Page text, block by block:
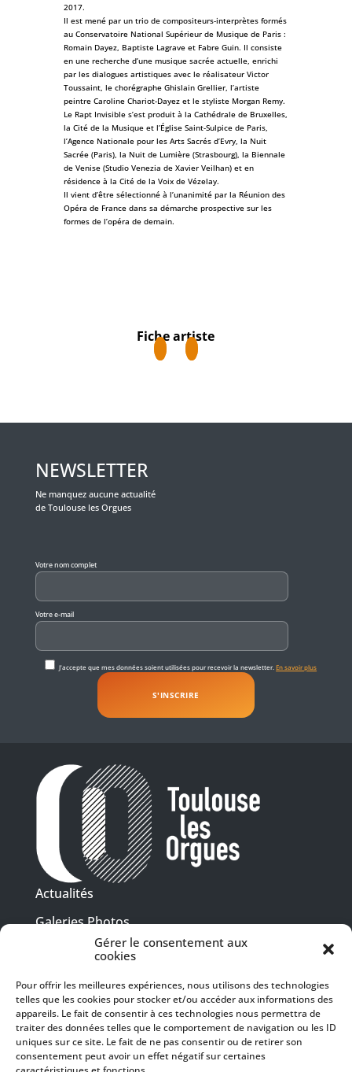
Gérer le consentement aux
cookies
Pour offrir les meilleures expériences, nous utilisons des technologies
telles que les cookies pour stocker et/ou accéder aux informations des
appareils. Le fait de consentir à ces technologies nous permettra de
traiter des données telles que le comportement de navigation ou les ID
uniques sur ce site. Le fait de ne pas consentir ou de retirer son
consentement peut avoir un effet négatif sur certaines
2017.
Il est mené par un trio de compositeurs-interprètes formés
au Conservatoire National Supérieur de Musique de Paris :
Romain Dayez, Baptiste Lagrave et Fabre Guin. Il consiste
en une recherche d’une musique sacrée actuelle, enrichi
par les dialogues artistiques avec le réalisateur Victor
Toussaint, le chorégraphe Ghislain Grellier, l’artiste
peintre Caroline Chariot-Dayez et le styliste Morgan Remy.
Le Rapt Invisible s’est produit à la Cathédrale de Bruxelles,
la Cité de la Musique et l’Église Saint-Sulpice de Paris,
l’Agence Nationale pour les Arts Sacrés d’Evry, la Nuit
Sacrée (Paris), la Nuit de Lumière (Strasbourg), la Biennale
de Venise (Studio Venezia de Xavier Veilhan) et en
résidence à la Cité de la Voix de Vézelay.
Il vient d’être sélectionné à l’unanimité par la Réunion des
Opéra de France dans sa démarche prospective sur les
formes de l’opéra de demain.
Fiche artiste
NEWSLETTER
Ne manquez aucune actualité
de Toulouse les Orgues
Votre nom complet
Votre e-mail
J'accepte que mes données soient utilisées pour recevoir la newsletter.En savoir plus
Actualités
Galeries Photos
Vidéothèque
Presse
Programme PDF
Billetterie
Recrutement
Mentions légales